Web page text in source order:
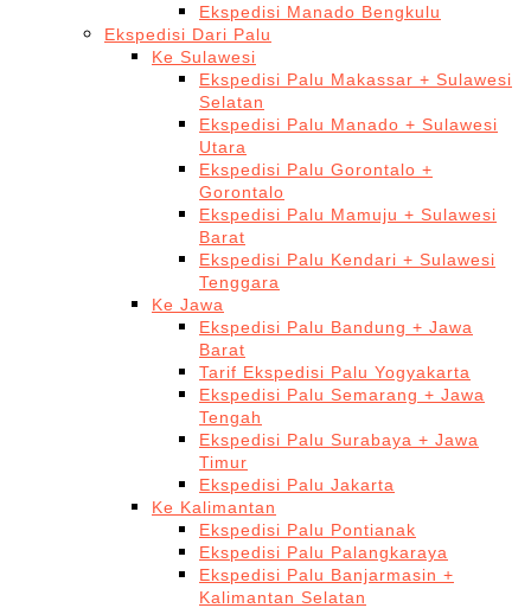
Ekspedisi Manado Bengkulu
Ekspedisi Dari Palu
Ke Sulawesi
Ekspedisi Palu Makassar + Sulawesi
Selatan
Ekspedisi Palu Manado + Sulawesi
Utara
Ekspedisi Palu Gorontalo +
Gorontalo
Ekspedisi Palu Mamuju + Sulawesi
Barat
Ekspedisi Palu Kendari + Sulawesi
Tenggara
Ke Jawa
Ekspedisi Palu Bandung + Jawa
Barat
Tarif Ekspedisi Palu Yogyakarta
Ekspedisi Palu Semarang + Jawa
Tengah
Ekspedisi Palu Surabaya + Jawa
Timur
Ekspedisi Palu Jakarta
Ke Kalimantan
Ekspedisi Palu Pontianak
Ekspedisi Palu Palangkaraya
Ekspedisi Palu Banjarmasin +
Kalimantan Selatan